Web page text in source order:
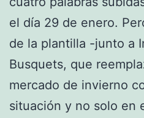
el día 29 de enero.
de la plantilla -junto a
Busquets, que
mercado de invierno
situación y no solo en